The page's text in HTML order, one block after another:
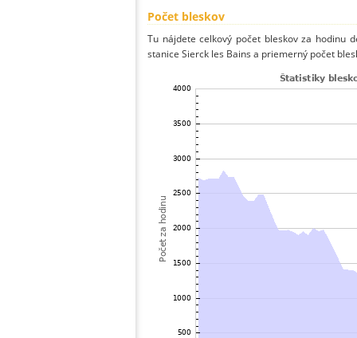
Počet bleskov
Tu nájdete celkový počet bleskov za hodinu
stanice Sierck les Bains a priemerný počet